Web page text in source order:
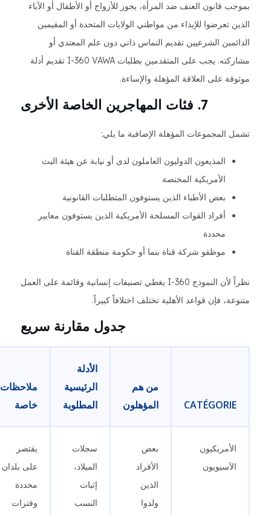
بموجب قانون العنف ضد المرأة، يجوز للأزواج أو الأطفال أو الآباء
الذين تعرضوا للإيذاء من مواطني الولايات المتحدة أو المقيمين
الدائمين الشرعيين تقديم التماس ذاتي دون علم المعتدي أو
مشاركته. يجب على المتقدمين بطلبات I-360 VAWA تقديم أدلة
موثوقة على العلاقة المؤهلة والإساءة.
تشمل المجموعات المؤهلة الإضافية ما يلي:
المذيعون الدوليون العاملون لدى أو نيابة عن هيئة البث
الأمريكية المختصة
بعض الأطباء الذين يستوفون المتطلبات القانونية
أفراد القوات المسلحة الأمريكية الذين يستوفون معايير
محددة
موظفو شركة قناة بنما أو حكومة منطقة القناة
نظراً لأن النموذج I-360 يغطي تصنيفات إنسانية وقائمة على العمل
متنوعة، فإن قواعد الأهلية تختلف اختلافاً كبيراً.
جدول مقارنة سريع
CATÉGORIE
من هم
المؤهلون
الأدلة
الرئيسية
المطلوبة
ملاحظات
خاصة
الأمريكيون
الآسيويون
بعض
الأفراد
الذين
ولدوا
سجلات
الميلاد،
إثبات
النسب
يقتصر
على بلدان
محددة
وفترات